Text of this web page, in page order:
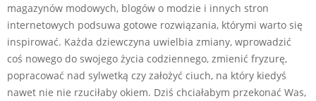
magazynów modowych, blogów o modzie i innych stron
internetowych podsuwa gotowe rozwiązania, którymi warto się
inspirować. Każda dziewczyna uwielbia zmiany, wprowadzić
coś nowego do swojego życia codziennego, zmienić fryzurę,
popracować nad sylwetką czy założyć ciuch, na który kiedyś
nawet nie nie rzuciłaby okiem. Dziś chciałabym przekonać Was,